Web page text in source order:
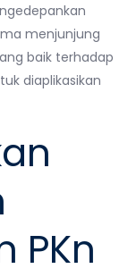
menjunjung
baik terhadap
diaplikasikan
PKn